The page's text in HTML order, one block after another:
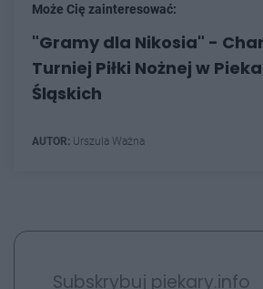
Może Cię zainteresować:
"Gramy dla Nikosia" -
Turniej Piłki Nożnej w
Śląskich
AUTOR: Urszula Ważna
Subskrybuj piekary.info